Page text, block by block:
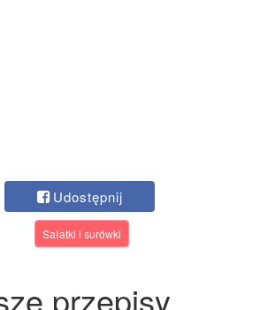
Udostępnij
Sałatki i surówki
przepisy